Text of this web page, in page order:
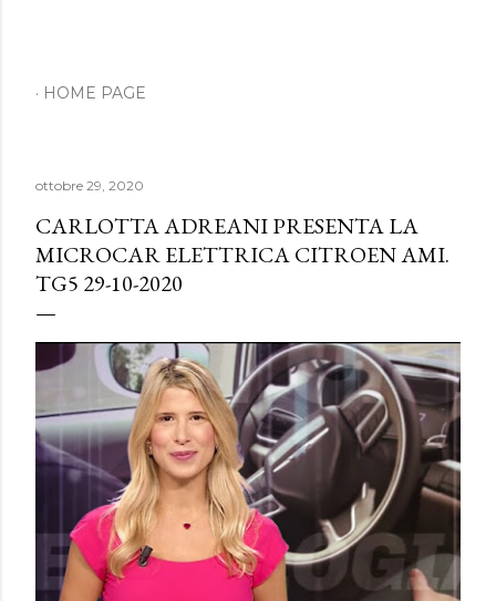
HOME PAGE
ottobre 29, 2020
CARLOTTA ADREANI PRESENTA LA
MICROCAR ELETTRICA CITROEN AMI.
TG5 29-10-2020